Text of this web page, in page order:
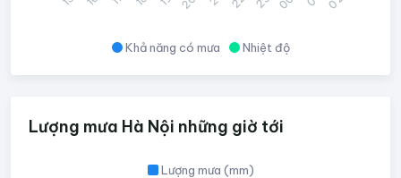
Khả năng có mưa Nhiệt độ
Lượng mưa Hà Nội những giờ tới
Lượng mưa (mm)